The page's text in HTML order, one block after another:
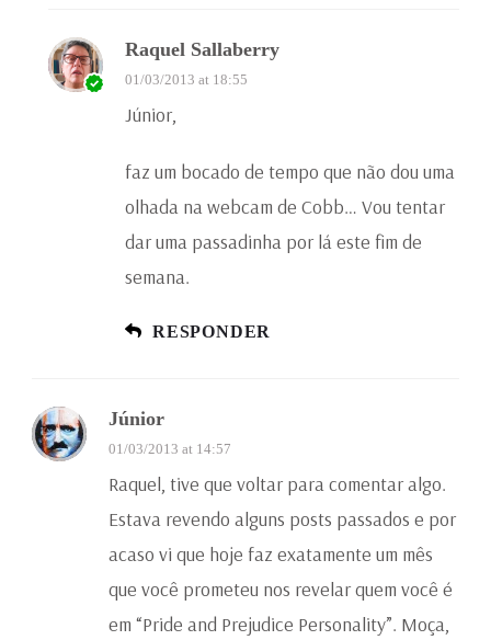
Raquel Sallaberry
01/03/2013 at 18:55
Júnior,
faz um bocado de tempo que não dou uma
olhada na webcam de Cobb… Vou tentar
dar uma passadinha por lá este fim de
semana.
RESPONDER
Júnior
01/03/2013 at 14:57
Raquel, tive que voltar para comentar algo.
Estava revendo alguns posts passados e por
acaso vi que hoje faz exatamente um mês
que você prometeu nos revelar quem você é
em “Pride and Prejudice Personality”. Moça,